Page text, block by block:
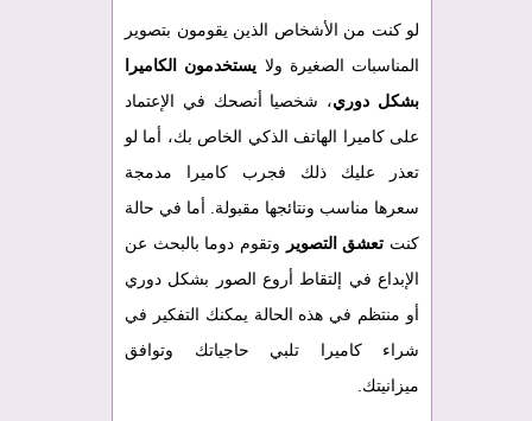
لو كنت من الأشخاص الذين يقومون بتصوير
المناسبات الصغيرة ولا يستخدمون الكاميرا
بشكل دوري، شخصيا أنصحك في الإعتماد
على كاميرا الهاتف الذكي الخاص بك، أما لو
تعذر عليك ذلك فجرب كاميرا مدمجة
سعرها مناسب ونتائجها مقبولة. أما في حالة
كنت تعشق التصوير
وتقوم دوما بالبحث عن
الإبداع في إلتقاط أروع الصور بشكل دوري
أو منتظم في هذه الحالة يمكنك التفكير في
شراء كاميرا تلبي حاجياتك وتوافق
ميزانيتك.